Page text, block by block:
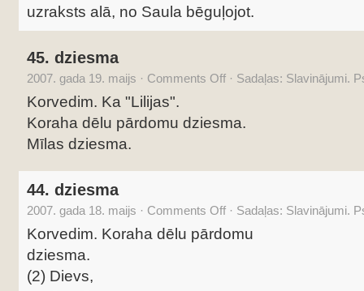
uzraksts alā, no Saula bēguļojot.
45. dziesma
2007. gada 19. maijs · Comments Off · Sadaļas: Slavinājumi.
Korvedim. Ka "Lilijas".
Koraha dēlu pārdomu dziesma.
Mīlas dziesma.
44. dziesma
2007. gada 18. maijs · Comments Off · Sadaļas: Slavinājumi.
Korvedim. Koraha dēlu pārdomu
dziesma.
(2) Dievs,